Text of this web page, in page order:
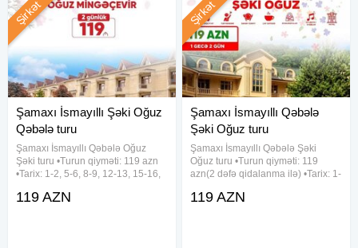
Şamaxı İsmayıllı Şəki Oğuz
Qəbələ turu
Şamaxı İsmayıllı Qəbələ Oğuz
Şəki turu •Turun qiyməti: 119 azn
•Tarix: 1-2, 5-6, 8-9, 12-13, 15-16,
✓Qiymətə daxildir: - Komfortlu
Şirkət
119 AZN
Şamaxı İsmayıllı Qəbələ
Şəki Oğuz turu
Şamaxı İsmayıllı Qəbələ Şəki
Oğuz turu •Turun qiyməti: 119
azn(2 dəfə qidalanma ilə) •Tarix: 1-
✓Qiymətə daxildir: • Komfortlu
Şirkət
119 AZN